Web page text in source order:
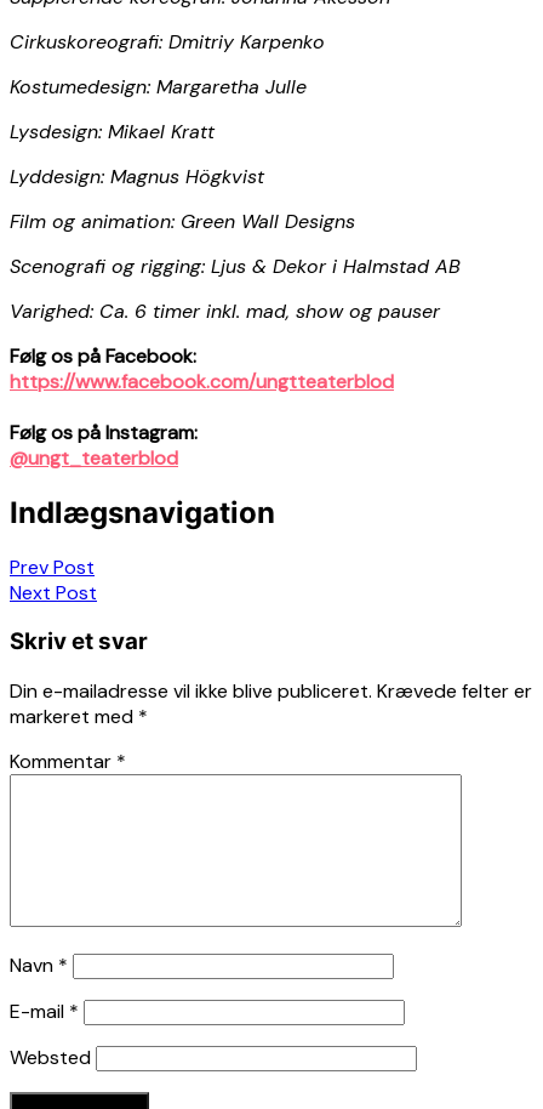
Cirkuskoreografi: Dmitriy Karpenko
Kostumedesign: Margaretha Julle
Lysdesign: Mikael Kratt
Lyddesign: Magnus Högkvist
Film og animation: Green Wall Designs
Scenografi og rigging: Ljus & Dekor i Halmstad AB
Varighed: Ca. 6 timer inkl. mad, show og pauser
Følg os på Facebook:
https://www.facebook.com/ungtteaterblod
Følg os på Instagram:
@ungt_teaterblod
Indlægsnavigation
Prev Post
Next Post
Skriv et svar
Din e-mailadresse vil ikke blive publiceret. Krævede felter er
markeret med *
Kommentar *
Navn *
E-mail *
Websted